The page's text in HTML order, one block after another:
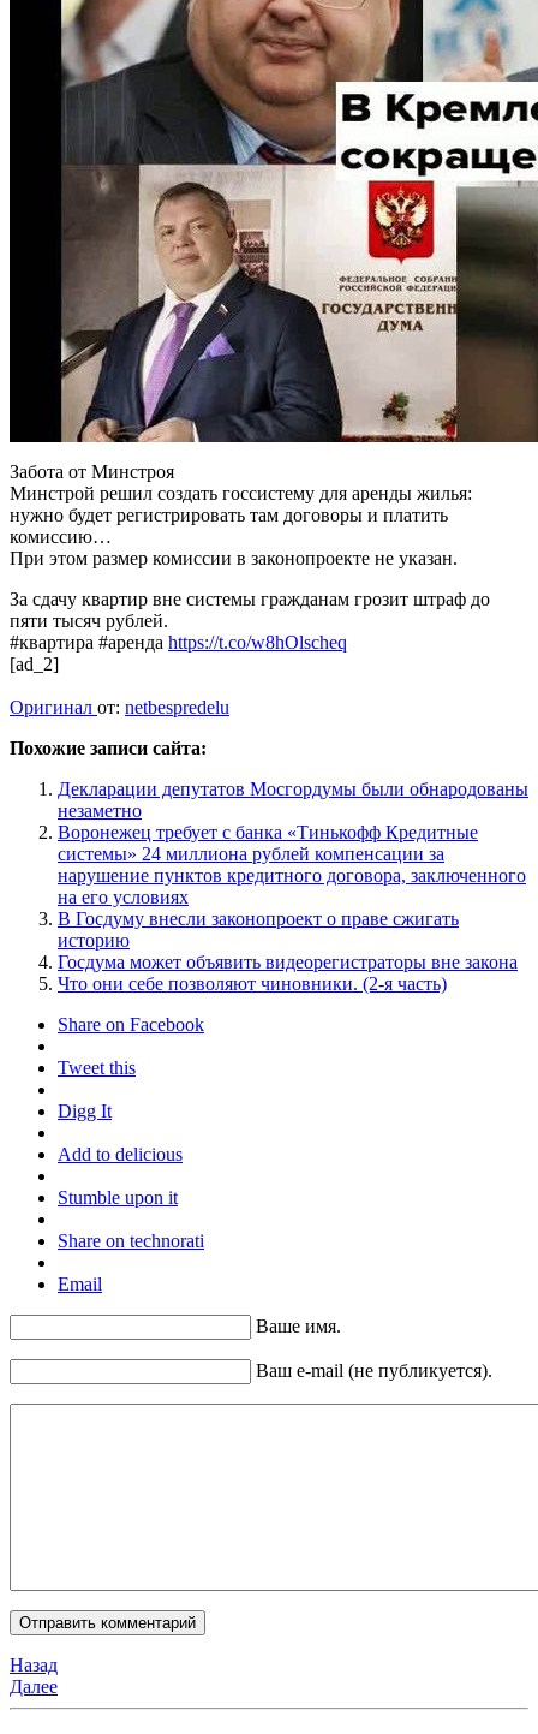
Забота от Минстроя
Минстрой решил создать госсистему для аренды жилья:
нужно будет регистрировать там договоры и платить
комиссию…
При этом размер комиссии в законопроекте не указан.
За сдачу квартир вне системы гражданам грозит штраф до
пяти тысяч рублей.
#квартира #аренда https://t.co/w8hOlscheq
[ad_2]
Оригинал от: netbespredelu
Похожие записи сайта:
Декларации депутатов Мосгордумы были обнародованы
незаметно
Воронежец требует с банка «Тинькофф Кредитные
системы» 24 миллиона рублей компенсации за
нарушение пунктов кредитного договора, заключенного
на его условиях
В Госдуму внесли законопроект о праве сжигать
историю
Госдума может объявить видеорегистраторы вне закона
Что они себе позволяют чиновники. (2-я часть)
Share on Facebook
Tweet this
Digg It
Add to delicious
Stumble upon it
Share on technorati
Email
Ваше имя.
Ваш e-mail (не публикуется).
Назад
Далее